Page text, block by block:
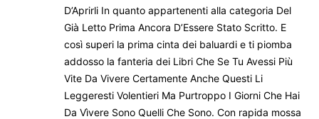
D’Aprirli In quanto appartenenti alla categoria Del
Già Letto Prima Ancora D’Essere Stato Scritto. E
così superi la prima cinta dei baluardi e ti piomba
addosso la fanteria dei Libri Che Se Tu Avessi Più
Vite Da Vivere Certamente Anche Questi Li
Leggeresti Volentieri Ma Purtroppo I Giorni Che Hai
Da Vìvere Sono Quelli Che Sono. Con rapida mossa